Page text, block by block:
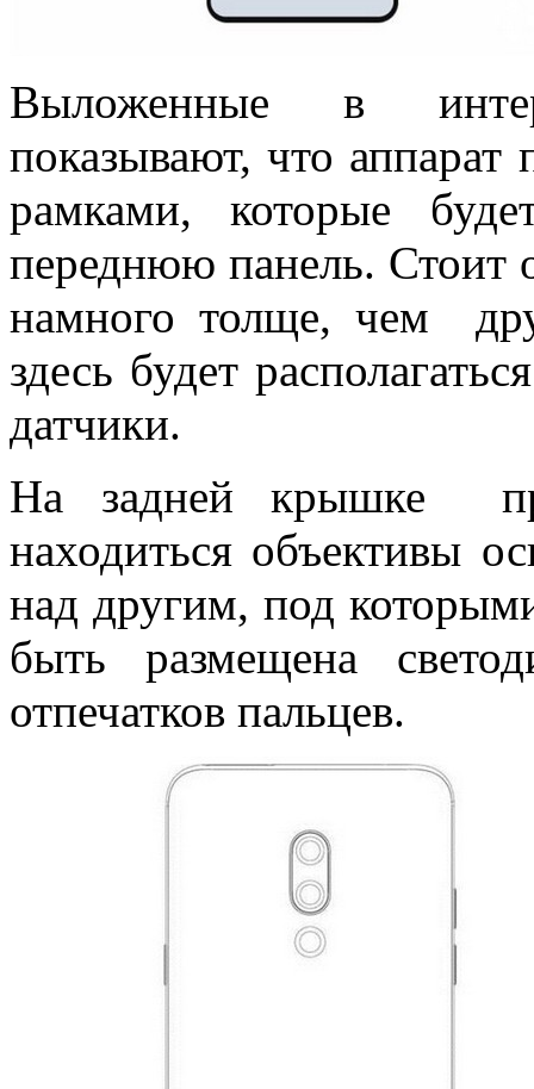
Выложенные в
показывают, что аппарат
рамками, которые
переднюю панель. Стоит
намного толще, чем
здесь будет
датчики.
На задней крышке
находиться объективы
над другим, под
быть размещена
отпечатков пальцев.